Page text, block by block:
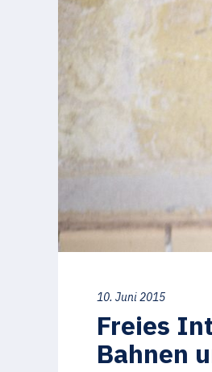
10. Juni 2015
Freies
Bahnen